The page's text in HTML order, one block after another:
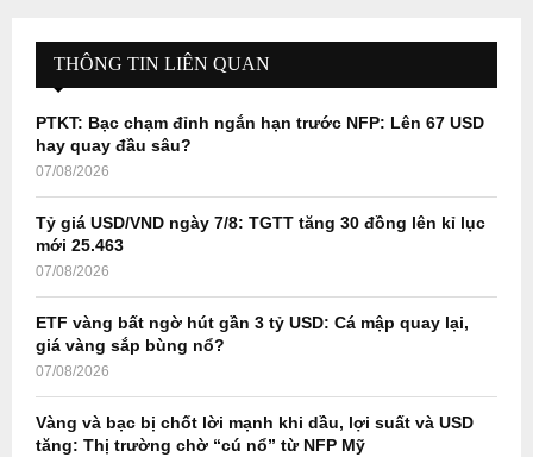
f
r
E
A
H
THÔNG TIN LIÊN QUAN
PTKT: Bạc chạm đỉnh ngắn hạn trước NFP: Lên 67 USD
hay quay đầu sâu?
07/08/2026
Tỷ giá USD/VND ngày 7/8: TGTT tăng 30 đồng lên kỉ lục
mới 25.463
07/08/2026
ETF vàng bất ngờ hút gần 3 tỷ USD: Cá mập quay lại,
giá vàng sắp bùng nổ?
07/08/2026
Vàng và bạc bị chốt lời mạnh khi dầu, lợi suất và USD
tăng: Thị trường chờ “cú nổ” từ NFP Mỹ